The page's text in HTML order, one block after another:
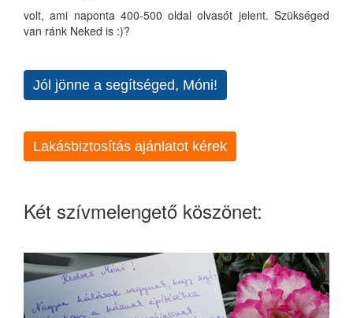
volt, ami naponta 400-500 oldal olvasót jelent. Szükséged
van ránk Neked is :)?
Jól jönne a segítséged, Móni!
Lakásbiztosítás ajánlatot kérek
Két szívmelengető köszönet: